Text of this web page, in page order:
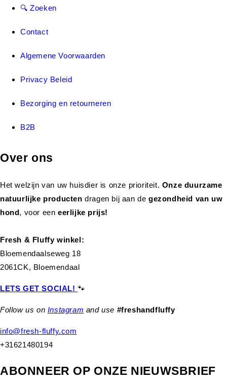
🔍 Zoeken
Contact
Algemene Voorwaarden
Privacy Beleid
Bezorging en retourneren
B2B
Over ons
Het welzijn van uw huisdier is onze prioriteit. Onze duurzame
natuurlijke productendragen bij aan de gezondheid van uw
hond, voor eeneerlijke prijs!
Fresh & Fluffy winkel:
Bloemendaalseweg 18
2061CK, Bloemendaal
LETS GET SOCIAL!🐾
Follow us on Instagram and use #freshandfluffy
info@fresh-fluffy.com
+31621480194
ABONNEER OP ONZE NIEUWSBRIEF